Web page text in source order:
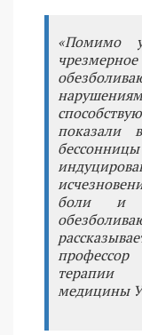
«Помимо
показали
боли и
терапии
медицины